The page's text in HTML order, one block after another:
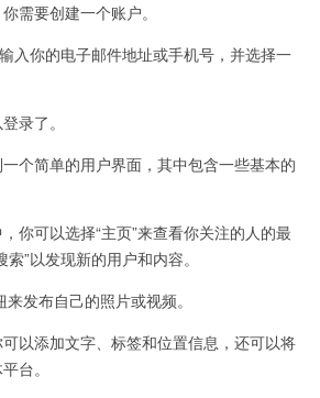
要创建一个账户。
你的电子邮件地址或手机号，并选择一
录了。
简单的用户界面，其中包含一些基本的
可以选择“主页”来查看你关注的人的最
”以发现新的用户和内容。
发布自己的照片或视频。
添加文字、标签和位置信息，还可以将
台。